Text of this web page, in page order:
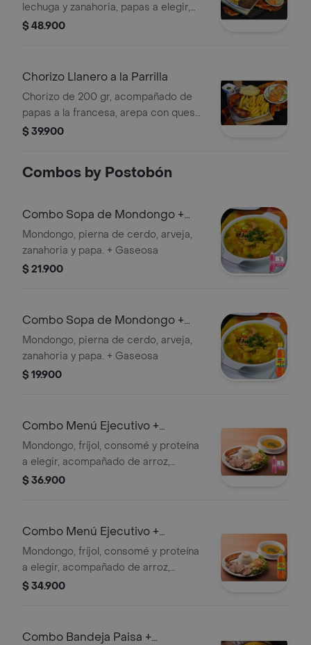
lechuga y zanahoria, papas a elegir,
arepa con queso mozzarella.
$ 48.900
Chorizo Llanero a la Parrilla
Chorizo de 200 gr, acompañado de
papas a la francesa, arepa con queso
mozarella, salsas de la casa, ensalada
$ 39.900
Combos by Postobón
Combo Sopa de Mondongo +
Postobón Manzana 400 ml
Mondongo, pierna de cerdo, arveja,
zanahoria y papa. + Gaseosa
$ 21.900
Combo Sopa de Mondongo +
Colombiana 250 ml
Mondongo, pierna de cerdo, arveja,
zanahoria y papa. + Gaseosa
$ 19.900
Combo Menú Ejecutivo +
Postobón Manzana 400 ml
Mondongo, fríjol, consomé y proteína
a elegir, acompañado de arroz,
ensalada de lechuga y zanahoria,
$ 36.900
Combo Menú Ejecutivo +
Colombiana 250 ml
Mondongo, fríjol, consomé y proteína
a elegir, acompañado de arroz,
ensalada de lechuga y zanahoria,
$ 34.900
Combo Bandeja Paisa +